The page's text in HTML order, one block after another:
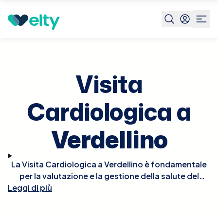
Prenota visita Verdellino
Visita
Cardiologica a
Verdellino
La Visita Cardiologica a Verdellino è fondamentale
per la valutazione e la gestione della salute del
cuore. Durante la visita, il cardiologo effettuerà un
Leggi di più